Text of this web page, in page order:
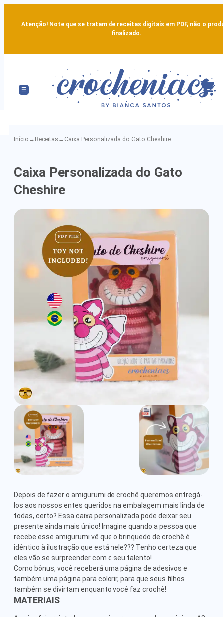
Atenção! Note que se tratam de receitas digitais em PDF, não o
finalizado.
Início → Receitas → Caixa Personalizada do Gato Cheshire
Personalizada
Gato
Cheshire
-
Detailed
Amigurumi
Pattern
Caixa Personalizada do Gato
Cheshire
Depois de fazer o amigurumi de crochê queremos entregá-
los aos nossos entes queridos na embalagem mais linda de
todas, certo? Essa caixa personalizada pode deixar seu
presente ainda mais único! Imagine quando a pessoa que
recebe esse amigurumi vê que o brinquedo de crochê é
idêntico à ilustração que está nele??? Tenho certeza que
eles vão se surpreender com o seu talento!
Como bônus, você receberá uma página de adesivos e
também uma página para colorir, para que seus filhos
também se divirtam enquanto você faz crochê!
MATERIAIS